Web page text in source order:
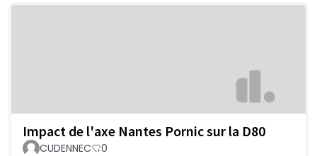
Impact de l'axe Nantes Pornic sur la D80
CUDENNEC 0